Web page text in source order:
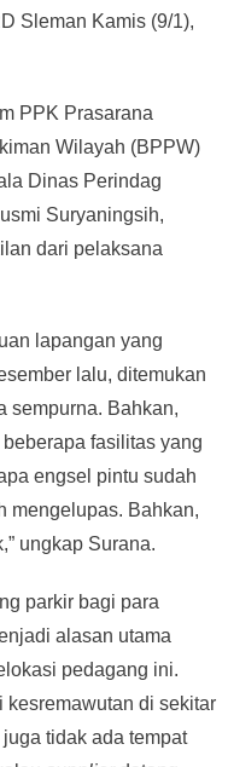
Sleman Kamis (9/1),
PPK Prasarana
Wilayah (BPPW)
Dinas Perindag
Suryaningsih,
dari pelaksana
lapangan yang
lalu, ditemukan
sempurna. Bahkan,
fasilitas yang
engsel pintu sudah
mengelupas. Bahkan,
ungkap Surana.
parkir bagi para
alasan utama
pedagang ini.
kesremawutan di sekitar
tidak ada tempat